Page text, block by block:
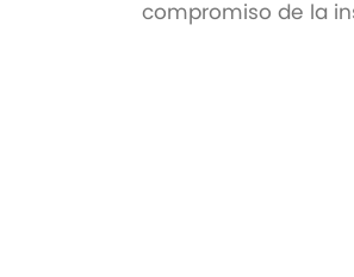
compromiso de la